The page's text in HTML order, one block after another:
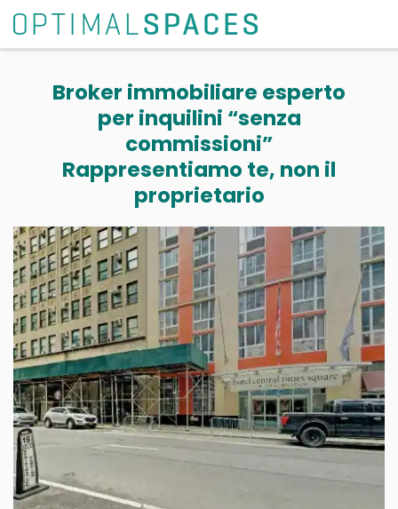
Broker immobiliare esperto
per inquilini “senza
commissioni”
Rappresentiamo te, non il
proprietario